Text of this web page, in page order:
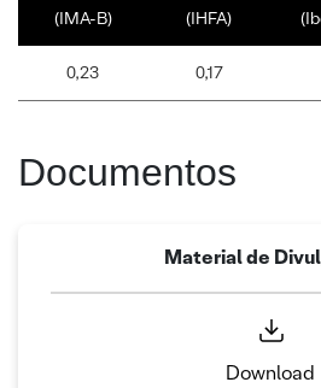
(IMA-B)
(IHFA)
0,23 0,17
Documentos
Material de
Download